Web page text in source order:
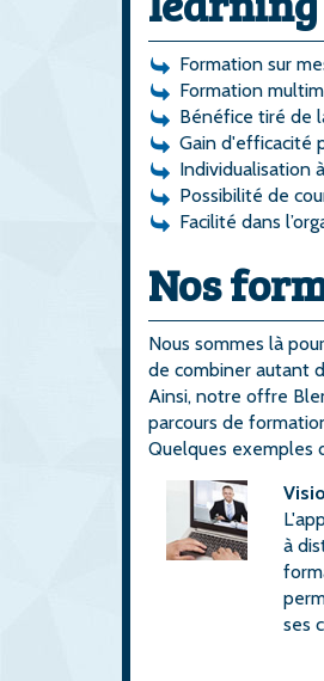
Formation sur
Formation
Bénéfice tiré de
Gain d'efficacité
Individualisation
Possibilité de
Facilité dans
Nos
Nous sommes là
de combiner autant
Ainsi, notre offre
parcours de
Quelques exemples
à
ses